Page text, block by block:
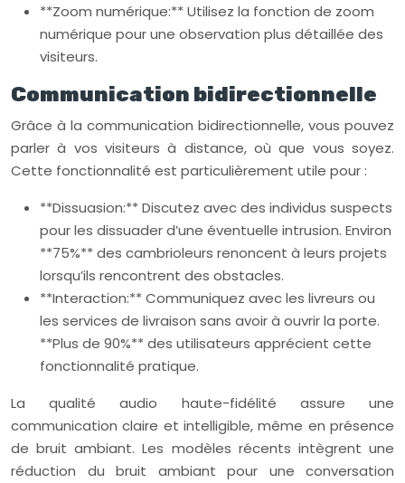
**Zoom numérique:** Utilisez la fonction de zoom
numérique pour une observation plus détaillée des
visiteurs.
Communication bidirectionnelle
Grâce à la communication bidirectionnelle, vous pouvez
parler à vos visiteurs à distance, où que vous soyez.
Cette fonctionnalité est particulièrement utile pour :
**Dissuasion:** Discutez avec des individus suspects
pour les dissuader d’une éventuelle intrusion. Environ
**75%** des cambrioleurs renoncent à leurs projets
lorsqu’ils rencontrent des obstacles.
**Interaction:** Communiquez avec les livreurs ou
les services de livraison sans avoir à ouvrir la porte.
**Plus de 90%** des utilisateurs apprécient cette
fonctionnalité pratique.
La qualité audio haute-fidélité assure une
communication claire et intelligible, même en présence
de bruit ambiant. Les modèles récents intègrent une
réduction du bruit ambiant pour une conversation